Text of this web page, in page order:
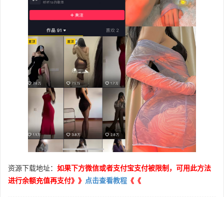
资源下载地址： 如果下方微信或者支付宝支付被限制，可用此方法
进行余额充值再支付》》 点击查看教程 《《